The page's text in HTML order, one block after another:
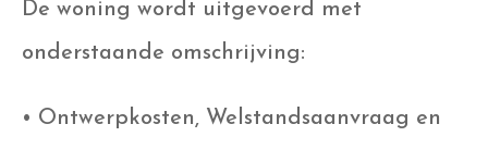
De woning wordt uitgevoerd met
onderstaande omschrijving:
• Ontwerpkosten, Welstandsaanvraag en